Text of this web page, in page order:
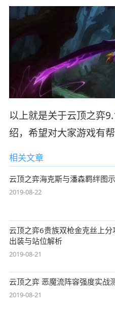
以上就是关于云顶之弈
绍，希望对大家游戏有帮
相关文章
云顶之弈海克斯与潘森羁绊图
2019-08-22
云顶之弈6贵族双枪金克丝上分
出装与站位解析
2019-08-21
云顶之弈 恶魔流阵容强度实战
2019-08-21